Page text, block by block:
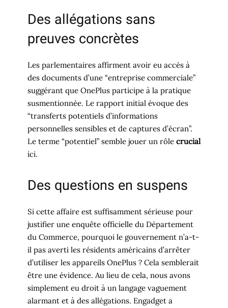
Des allégations sans
preuves concrètes
Les parlementaires affirment avoir eu accès à
des documents d’une “entreprise commerciale”
suggérant que OnePlus participe à la pratique
susmentionnée. Le rapport initial évoque des
“transferts potentiels d’informations
personnelles sensibles et de captures d’écran”.
Le terme “potentiel” semble jouer un rôle crucial
ici.
Des questions en suspens
Si cette affaire est suffisamment sérieuse pour
justifier une enquête officielle du Département
du Commerce, pourquoi le gouvernement n’a-t-
il pas averti les résidents américains d’arrêter
d’utiliser les appareils OnePlus ? Cela semblerait
être une évidence. Au lieu de cela, nous avons
simplement eu droit à un langage vaguement
alarmant et à des allégations. Engadget a